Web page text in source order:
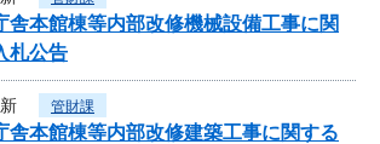
舎本館棟等内部改修機械設備工事に関
札公告
管財課
舎本館棟等内部改修建築工事に関する